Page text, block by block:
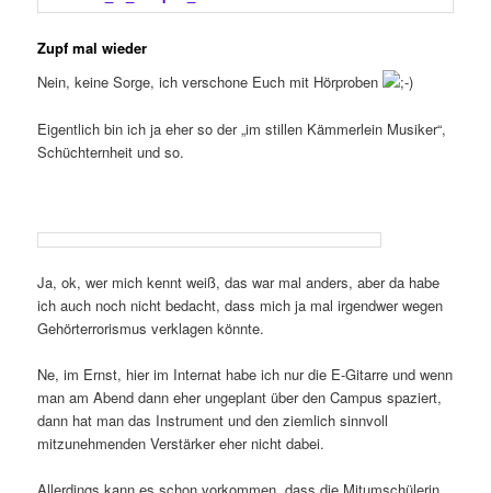
Zupf mal wieder
Nein, keine Sorge, ich verschone Euch mit Hörproben
Eigentlich bin ich ja eher so der „im stillen Kämmerlein Musiker“,
Schüchternheit und so.
Ja, ok, wer mich kennt weiß, das war mal anders, aber da habe
ich auch noch nicht bedacht, dass mich ja mal irgendwer wegen
Gehörterrorismus verklagen könnte.
Ne, im Ernst, hier im Internat habe ich nur die E-Gitarre und wenn
man am Abend dann eher ungeplant über den Campus spaziert,
dann hat man das Instrument und den ziemlich sinnvoll
mitzunehmenden Verstärker eher nicht dabei.